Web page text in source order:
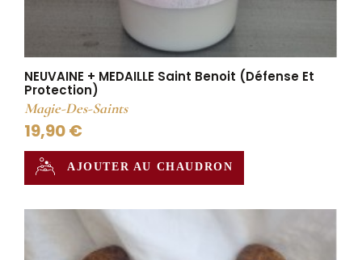
NEUVAINE + MEDAILLE Saint Benoit (Défense Et
Protection)
Magie-Des-Saints
19,90 €
AJOUTER AU CHAUDRON